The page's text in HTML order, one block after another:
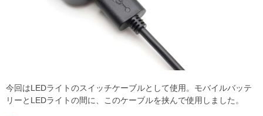
今回はLEDライトのスイッチケーブルとして使用。モバイルバッテ
リーとLEDライトの間に、このケーブルを挟んで使用しました。